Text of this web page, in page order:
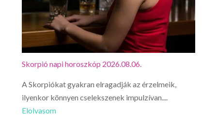
Skorpió napi horoszkóp 2026.08.06.
A Skorpiókat gyakran elragadják az érzelmeik,
ilyenkor könnyen cselekszenek impulzívan....
Elolvasom